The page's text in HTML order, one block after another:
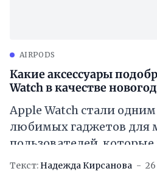
AIRPODS
Какие аксессуары
Watch в качестве
Apple Watch стали
любимых гаджетов для
пользователей,
использовать не только
Текст: Надежда Кирсанова 26